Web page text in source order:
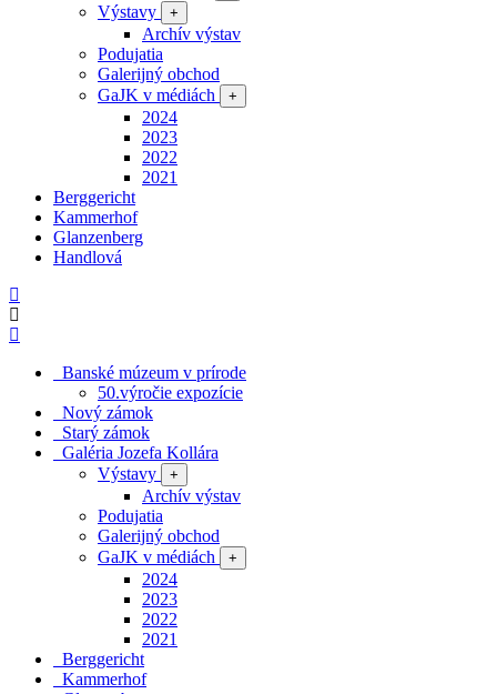
Výstavy +
Archív výstav
Podujatia
Galerijný obchod
GaJK v médiách
+
2024
2023
2022
2021
Berggericht
Kammerhof
Glanzenberg
Handlová
Banské múzeum v prírode
50.výročie expozície
Nový zámok
Starý zámok
Galéria Jozefa Kollára
Výstavy
+
Archív výstav
Podujatia
Galerijný obchod
GaJK v médiách
+
2024
2023
2022
2021
Berggericht
Kammerhof